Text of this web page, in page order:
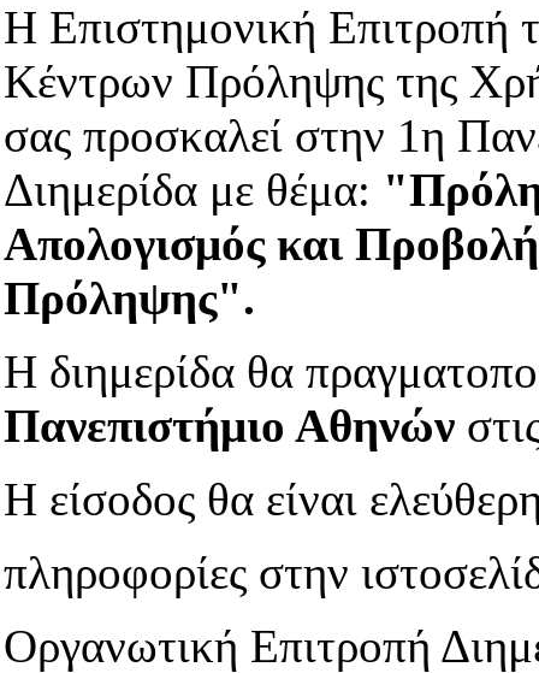
Η Επιστημονική Επιτροπή
Κέντρων Πρόληψης της
σας προσκαλεί στην 1η
Διημερίδα με θέμα:
Απολογισμός και
Πρόληψης".
Η διημερίδα θα
Πανεπιστήμιο Αθηνών
Η είσοδος θα είναι
πληροφορίες στην
Οργανωτική Επιτροπή